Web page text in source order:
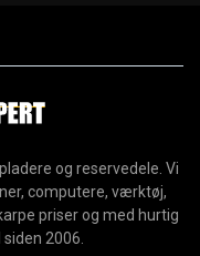
og reservedele. Vi
computere, værktøj,
priser og med hurtig
2006.